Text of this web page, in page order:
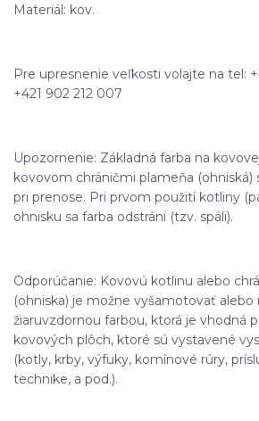
Materiál: kov.
Pre upresnenie veľkosti volajte na tel:
+421 902 212 007
Upozornenie: Základná farba na
kovovom chráničmi plameňa (ohniská)
pri prenose. Pri prvom použití kotliny
ohnisku sa farba odstráni (tzv. spáli).
Odporúčanie: Kovovú kotlinu alebo
(ohniska) je možne vyšamotovať alebo
žiaruvzdornou farbou, ktorá je vhodná
kovových plôch, ktoré sú vystavené
(kotly, krby, výfuky, komínové rúry,
technike, a pod.).